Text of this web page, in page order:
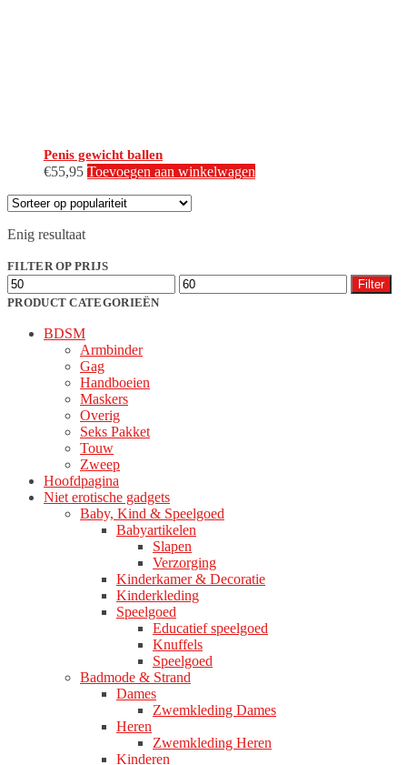
Penis gewicht ballen
€55,95 Toevoegen aan winkelwagen
Enig resultaat
FILTER OP PRIJS
Min.
prijs
Max.
prijs
Filter
PRODUCT CATEGORIEËN
BDSM
Armbinder
Gag
Handboeien
Maskers
Overig
Seks Pakket
Touw
Zweep
Hoofdpagina
Niet erotische gadgets
Baby, Kind & Speelgoed
Babyartikelen
Slapen
Verzorging
Kinderkamer & Decoratie
Kinderkleding
Speelgoed
Educatief speelgoed
Knuffels
Speelgoed
Badmode & Strand
Dames
Zwemkleding Dames
Heren
Zwemkleding Heren
Kinderen